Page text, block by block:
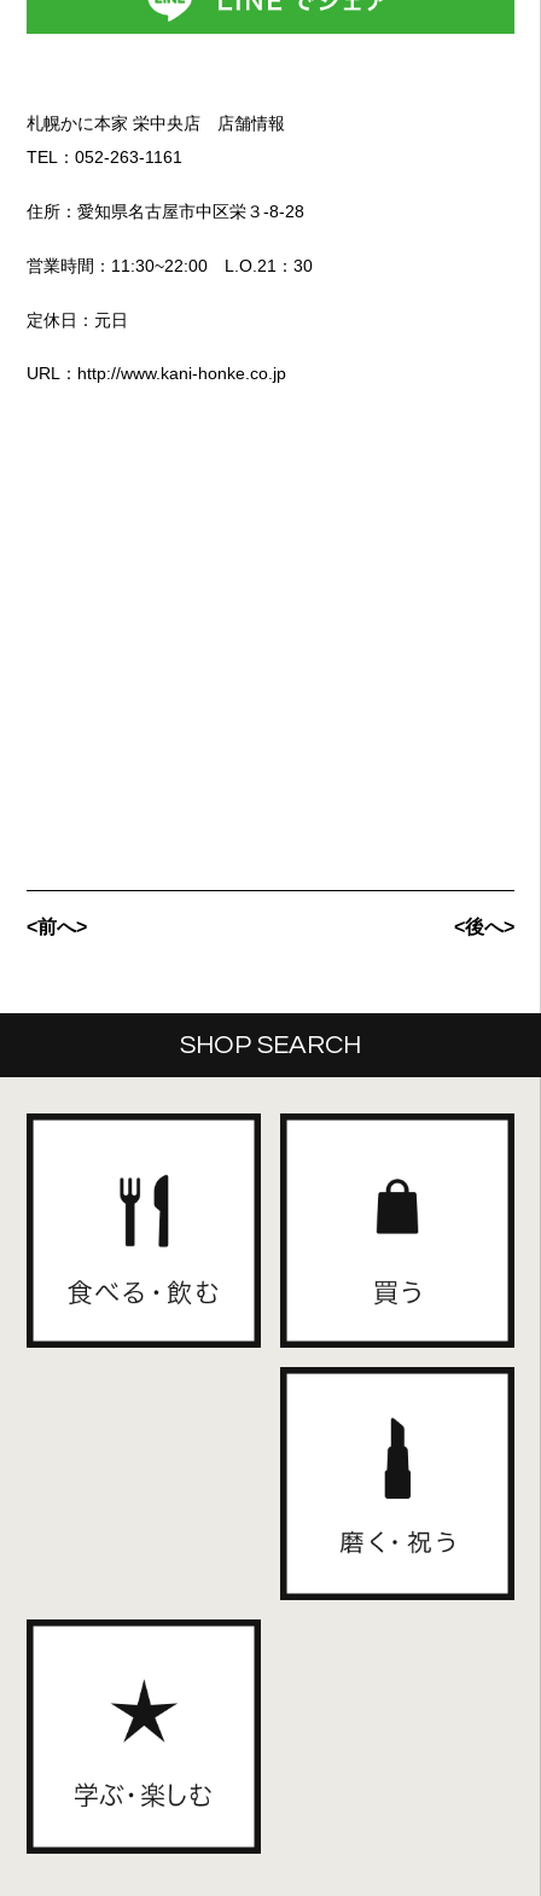
札幌かに本家 栄中央店 店舗情報
TEL：052-263-1161
住所：愛知県名古屋市中区栄３-8-28
営業時間：11:30~22:00 L.O.21：30
定休日：元日
URL： http://www.kani-honke.co.jp
<前へ> <後へ>
SHOP SEARCH